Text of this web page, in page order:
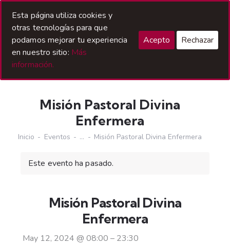
Misión Pastoral Divina
Enfermera
Inicio Eventos ... Misión Pastoral Divina Enfermera
Este evento ha pasado.
Misión Pastoral Divina
Enfermera
May 12, 2024 @ 08:00 – 23:30
Esta página utiliza cookies y
otras tecnologías para que
podamos mejorar tu experiencia
en nuestro sitio: Más
información.
Acepto Rechazar